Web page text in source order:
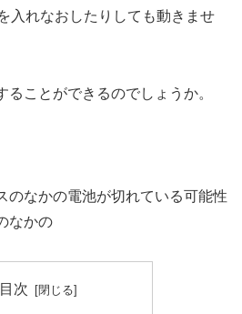
入れなおしたりしても動きませ
ることができるのでしょうか。
のなかの電池が切れている可能性
なかの
目次